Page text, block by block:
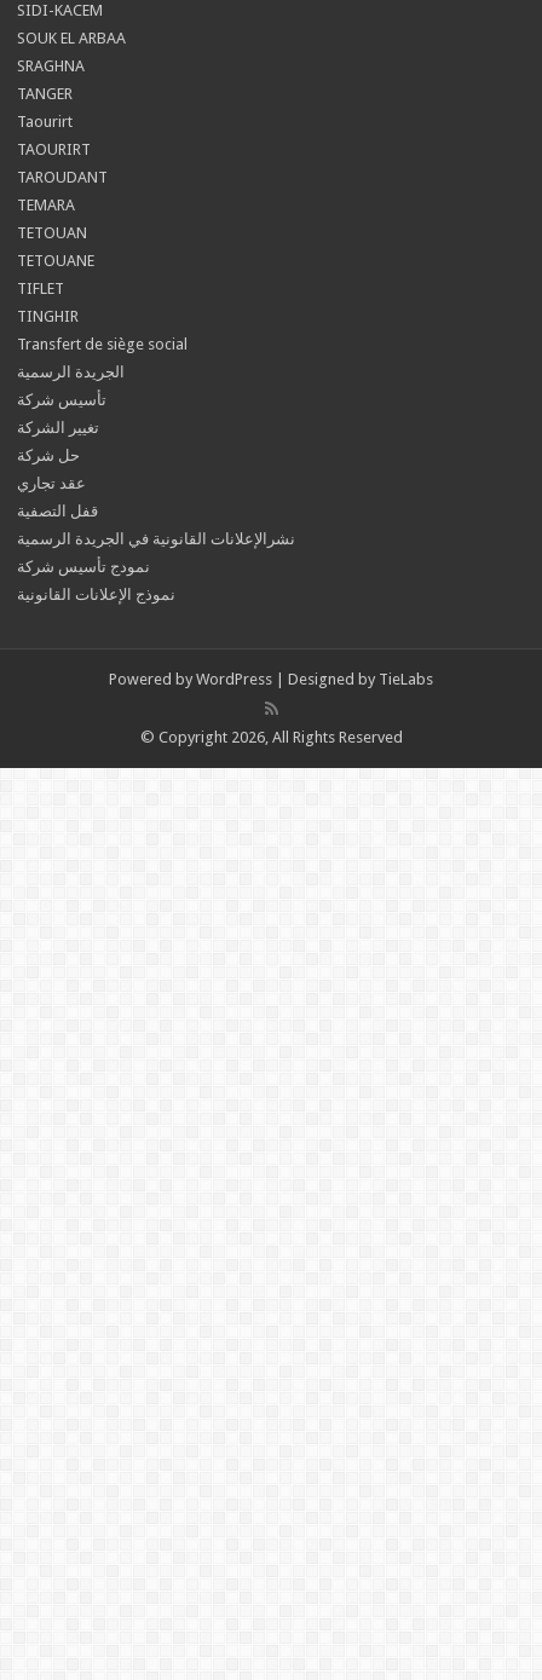
SIDI-KACEM
SOUK EL ARBAA
SRAGHNA
TANGER
Taourirt
TAOURIRT
TAROUDANT
TEMARA
TETOUAN
TETOUANE
TIFLET
TINGHIR
Transfert de siège social
الجريدة الرسمية
تأسيس شركة
تغيير الشركة
حل شركة
عقد تجاري
قفل التصفية
نشرالإعلانات القانونية في الجريدة الرسمية
نمودج تأسيس شركة
نموذج الإعلانات القانونية
Powered by WordPress | Designed by TieLabs
© Copyright 2026, All Rights Reserved